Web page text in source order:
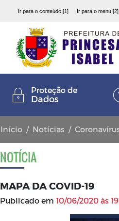
Ir para o conteúdo [1] Ir para o menu [2]
Proteção de
Dados
Início Notícias
NOTÍCIA
MAPA DA COVID-19
Publicado em 10/06/2020 às